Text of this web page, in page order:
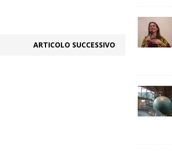
ARTICOLO SUCCESSIVO